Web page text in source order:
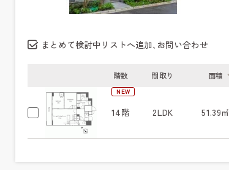
まとめて検討中リストへ追加､お問い合わせ
階数 間取り 面積
NEW
14階 2LDK 51.39㎡